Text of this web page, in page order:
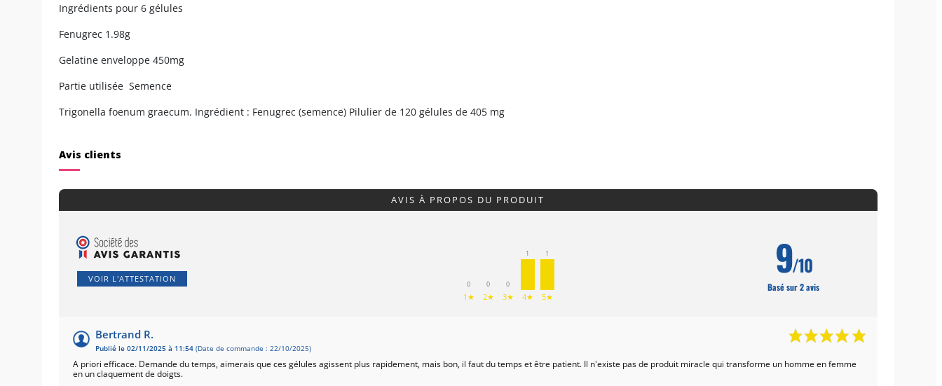
Ingrédients pour 6 gélules
Fenugrec 1.98g
Gelatine enveloppe 450mg
Partie utilisée Semence
Trigonella foenum graecum. Ingrédient : Fenugrec (semence) Pilulier de 120 gélules de 405 mg
Avis clients
AVIS À PROPOS DU PRODUIT
VOIR L'ATTESTATION
0
1★
0
2★
0
3★
1
4★
1
5★
9/10
Basé sur 2 avis
Bertrand R.
Publié le 02/11/2025 à 11:54 (Date de commande : 22/10/2025)
A priori efficace. Demande du temps, aimerais que ces gélules agissent plus rapidement, mais bon, il faut du temps et être patient. Il n'existe pas de produit miracle qui transforme un homme en femme
en un claquement de doigts.